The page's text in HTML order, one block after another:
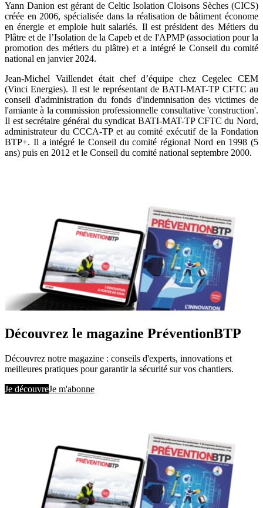
Yann Danion est gérant de Celtic Isolation Cloisons Sèches (CICS)
créée en 2006, spécialisée dans la réalisation de bâtiment économe
en énergie et emploie huit salariés. Il est président des Métiers du
Plâtre et de l’Isolation de la Capeb et de l'APMP (association pour la
promotion des métiers du plâtre) et a intégré le Conseil du comité
national en janvier 2024.
Jean-Michel Vaillendet était chef d’équipe chez Cegelec CEM
(Vinci Energies). Il est le représentant de BATI-MAT-TP CFTC au
conseil d'administration du fonds d'indemnisation des victimes de
l'amiante à la commission professionnelle consultative 'construction'.
Il est secrétaire général du syndicat BATI-MAT-TP CFTC du Nord,
administrateur du CCCA-TP et au comité exécutif de la Fondation
BTP+. Il a intégré le Conseil du comité régional Nord en 1998 (5
ans) puis en 2012 et le Conseil du comité national septembre 2000.
Découvrez le magazine PréventionBTP
Découvrez notre magazine : conseils d'experts, innovations et
meilleures pratiques pour garantir la sécurité sur vos chantiers.
Je découvreJe m'abonne